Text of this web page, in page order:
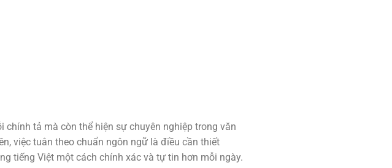
chính tả mà còn thể hiện sự chuyên nghiệp trong văn
việc tuân theo chuẩn ngôn ngữ là điều cần thiết
tiếng Việt một cách chính xác và tự tin hơn mỗi ngày.